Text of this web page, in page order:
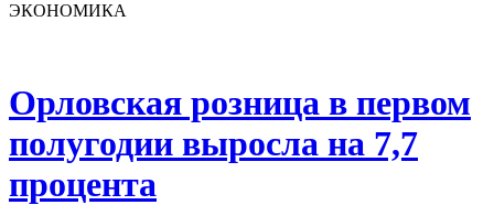
ЭКОНОМИКА
Орловская розница в первом
полугодии выросла на 7,7
процента